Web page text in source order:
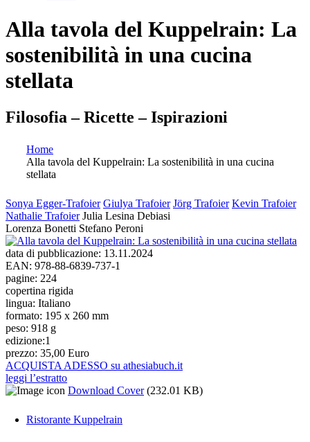
Alla tavola del Kuppelrain: La
sostenibilità in una cucina
stellata
Filosofia – Ricette – Ispirazioni
Tu sei qui
Home
Alla tavola del Kuppelrain: La sostenibilità in una cucina
stellata
Sonya Egger-Trafoier Giulya Trafoier Jörg Trafoier Kevin Trafoier
Nathalie Trafoier Julia Lesina Debiasi
Lorenza Bonetti Stefano Peroni
data di pubblicazione: 13.11.2024
EAN: 978-88-6839-737-1
pagine: 224
copertina rigida
lingua: Italiano
formato: 195 x 260 mm
peso: 918 g
edizione:1
prezzo: 35,00 Euro
ACQUISTA ADESSO su athesiabuch.it
leggi l’estratto
Download Cover (232.01 KB)
Ristorante Kuppelrain